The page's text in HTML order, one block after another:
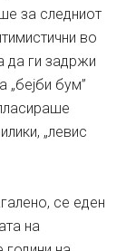
за следниот
во
да ги задржи
„бејби бум”
„левис
се еден
на